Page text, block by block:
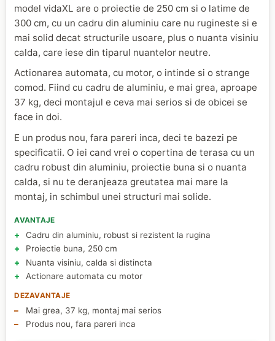
model vidaXL are o proiectie de 250 cm si o latime de
300 cm, cu un cadru din aluminiu care nu rugineste si e
mai solid decat structurile usoare, plus o nuanta visiniu
calda, care iese din tiparul nuantelor neutre.
Actionarea automata, cu motor, o intinde si o strange
comod. Fiind cu cadru de aluminiu, e mai grea, aproape
37 kg, deci montajul e ceva mai serios si de obicei se
face in doi.
E un produs nou, fara pareri inca, deci te bazezi pe
specificatii. O iei cand vrei o copertina de terasa cu un
cadru robust din aluminiu, proiectie buna si o nuanta
calda, si nu te deranjeaza greutatea mai mare la
montaj, in schimbul unei structuri mai solide.
AVANTAJE
Cadru din aluminiu, robust si rezistent la rugina
Proiectie buna, 250 cm
Nuanta visiniu, calda si distincta
Actionare automata cu motor
DEZAVANTAJE
Mai grea, 37 kg, montaj mai serios
Produs nou, fara pareri inca